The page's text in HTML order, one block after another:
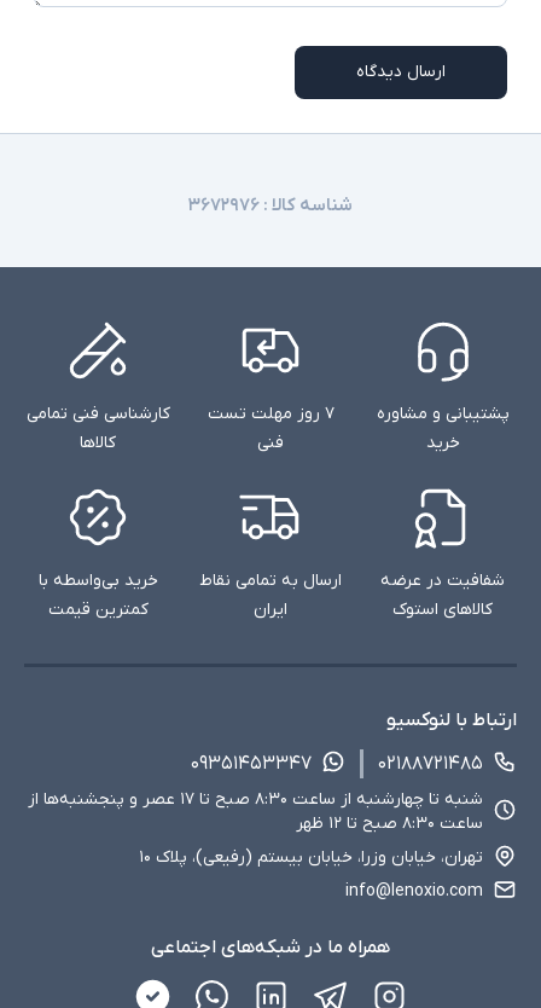
ارسال دیدگاه
شناسه کالا : ۳۶۷۲۹۷۶
پشتیبانی و مشاوره
خرید
۷ روز مهلت تست
فنی
کارشناسی فنی تمامی
کالاها
شفافیت در عرضه
کالاهای استوک
ارسال به تمامی نقاط
ایران
خرید بی‌واسطه با
کمترین قیمت
ارتباط با لنوکسیو
۰۲۱۸۸۷۲۱۴۸۵
۰۹۳۵۱۴۵۳۳۴۷
شنبه تا چهارشنبه از ساعت ۸:۳۰ صبح تا ۱۷ عصر و پنجشنبه‌ها از
ساعت ۸:۳۰ صبح تا ۱۲ ظهر
تهران، خیابان وزرا، خیابان بیستم (رفیعی)، پلاک ۱۰
info@lenoxio.com
همراه ما در شبکه‌های اجتماعی